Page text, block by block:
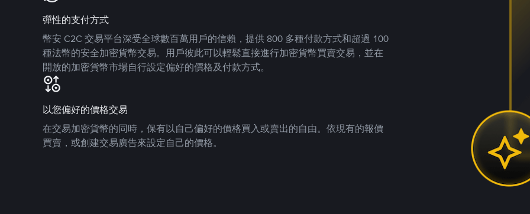
彈性的支付方式
幣安 C2C 交易平台深受全球數百萬用戶的信賴，提供 800 多種付款方式和超過 100
種法幣的安全加密貨幣交易。用戶彼此可以輕鬆直接進行加密貨幣買賣交易，並在
開放的加密貨幣市場自行設定偏好的價格及付款方式。
以您偏好的價格交易
在交易加密貨幣的同時，保有以自己偏好的價格買入或賣出的自由。依現有的報價
買賣，或創建交易廣告來設定自己的價格。